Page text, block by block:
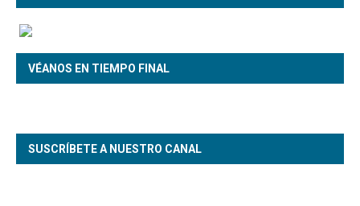
VÉANOS EN TIEMPO FINAL
SUSCRÍBETE A NUESTRO CANAL